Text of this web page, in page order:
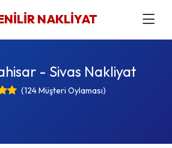
NAKLİYAT
- Sivas Nakliyat
(124 Müşteri Oylaması)